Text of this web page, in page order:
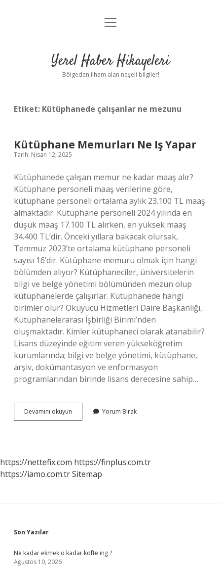
Anasayfa
Yasal Uyarı
menüyü
Yerel Haber Hikayeleri
Bölgeden ilham alan neşeli bilgiler!
Etiket: Kütüphanede çalışanlar ne mezunu
Kütüphane Memurları Ne Iş Yapar
Tarih: Nisan 12, 2025
Kütüphanede çalışan memur ne kadar maaş alır?
Kütüphane personeli maaş verilerine göre,
kütüphane personeli ortalama aylık 23.100 TL maaş
almaktadır. Kütüphane personeli 2024 yılında en
düşük maaş 17.100 TL alırken, en yüksek maaş
34.400 TL’dir. Önceki yıllara bakacak olursak,
Temmuz 2023’te ortalama kütüphane personeli
sayısı 16’dır. Kütüphane memuru olmak için hangi
bölümden alıyor? Kütüphaneciler, üniversitelerin
bilgi ve belge yönetimi bölümünden mezun olup
kütüphanelerde çalışırlar. Kütüphanede hangi
birimler olur? Okuyucu Hizmetleri Daire Başkanlığı,
Kütüphanelerarası İşbirliği Birimi’nden
oluşmaktadır. Kimler kütüphaneci olarak atanabilir?
Lisans düzeyinde eğitim veren yükseköğretim
kurumlarında; bilgi ve belge yönetimi, kütüphane,
arşiv, dokümantasyon ve enformasyon
programlarından birinde lisans derecesine sahip…
Devamını okuyun Kütüphane
Memurları
Yorum Bırak
https://nettefix.com https://finplus.com.tr
https://iamo.com.trSitemap
Sidebar
Son Yazılar
Ne kadar ekmek o kadar köfte ing ?
Ağustos 10, 2026